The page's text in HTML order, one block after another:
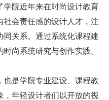
学院近年来在时尚设计教育
社会责任感的设计人才，注
同关系。通过系统化课程建
尚系统研究与创作实践。
也是学院专业建设、课程教
，年轻设计者们以开放的视